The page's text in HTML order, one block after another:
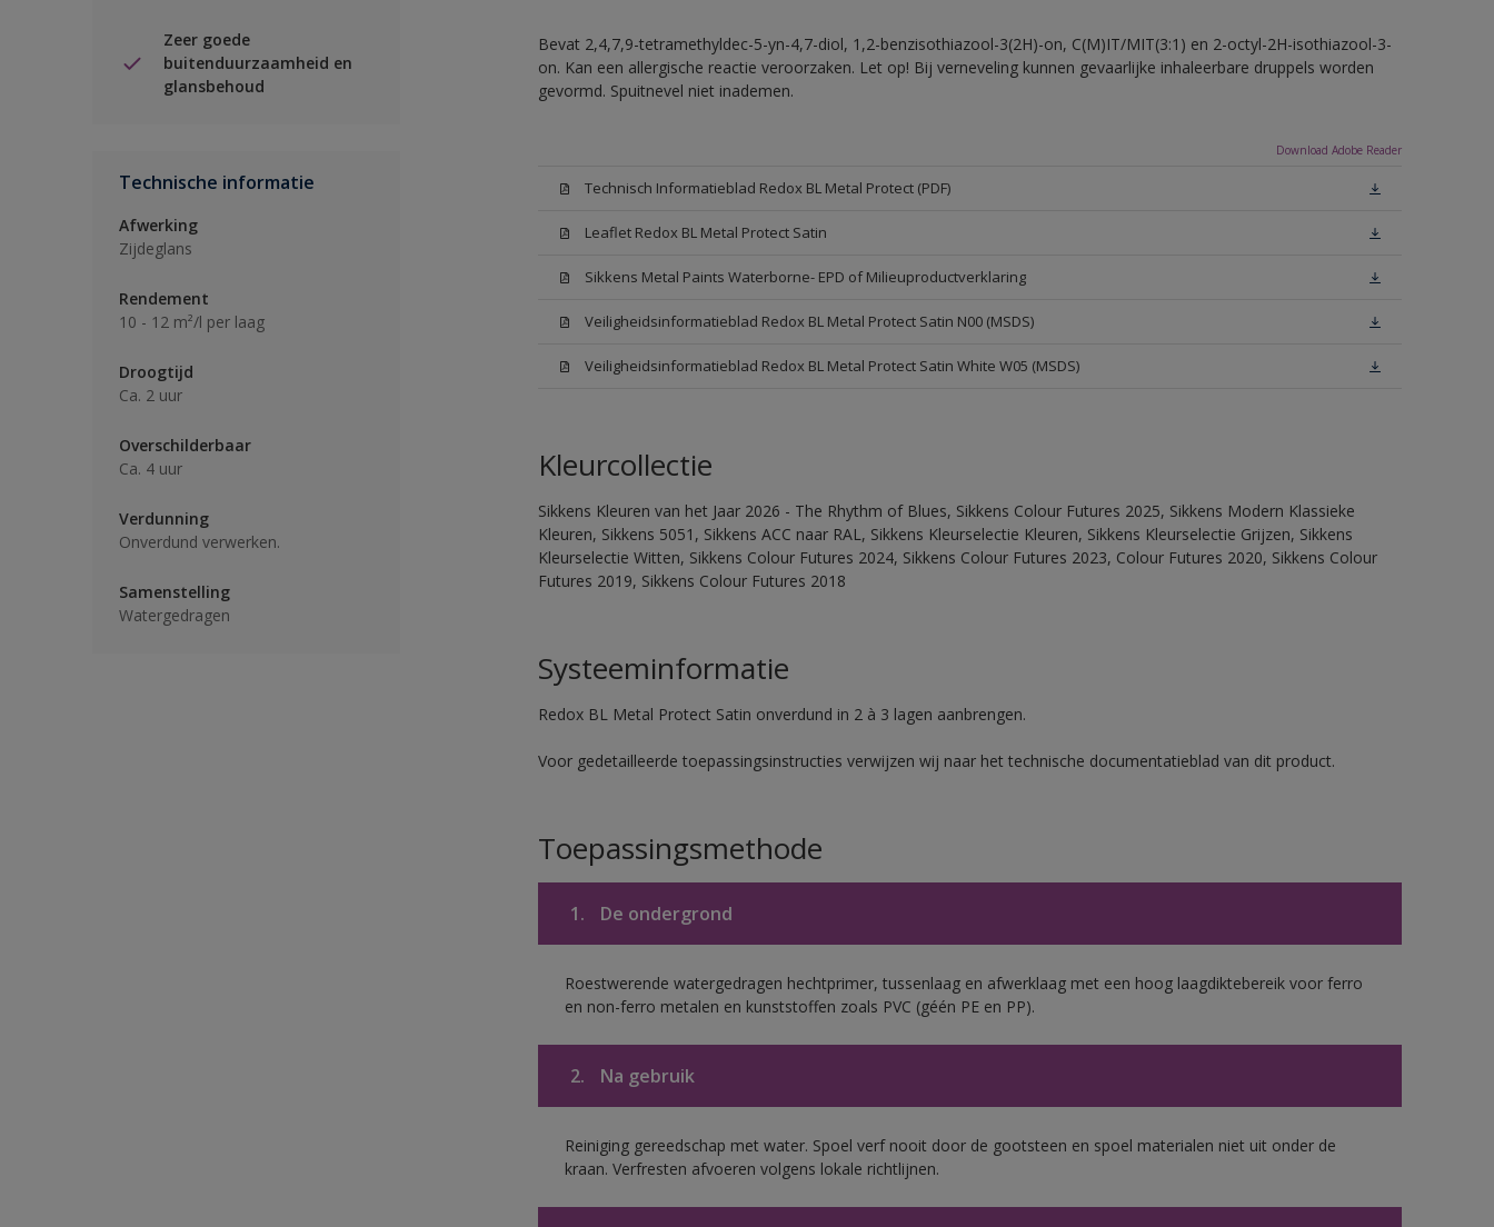
Zeer goede
buitenduurzaamheid en
glansbehoud
Technische informatie
Afwerking
Zijdeglans
Rendement
10 - 12 m²/l per laag
Droogtijd
Ca. 2 uur
Overschilderbaar
Ca. 4 uur
Verdunning
Onverdund verwerken.
Samenstelling
Watergedragen
Bevat 2,4,7,9-tetramethyldec-5-yn-4,7-diol, 1,2-benzisothiazool-3(2H)-on, C(M)IT/MIT(3:1) en 2-octyl-2H-isothiazool-3-
on. Kan een allergische reactie veroorzaken. Let op! Bij verneveling kunnen gevaarlijke inhaleerbare druppels worden
gevormd. Spuitnevel niet inademen.
Download Adobe Reader
Technisch Informatieblad Redox BL Metal Protect (PDF)
Leaflet Redox BL Metal Protect Satin
Sikkens Metal Paints Waterborne- EPD of Milieuproductverklaring
Veiligheidsinformatieblad Redox BL Metal Protect Satin N00 (MSDS)
Veiligheidsinformatieblad Redox BL Metal Protect Satin White W05 (MSDS)
Kleurcollectie
Sikkens Kleuren van het Jaar 2026 - The Rhythm of Blues, Sikkens Colour Futures 2025, Sikkens Modern Klassieke
Kleuren, Sikkens 5051, Sikkens ACC naar RAL, Sikkens Kleurselectie Kleuren, Sikkens Kleurselectie Grijzen, Sikkens
Kleurselectie Witten, Sikkens Colour Futures 2024, Sikkens Colour Futures 2023, Colour Futures 2020, Sikkens Colour
Futures 2019, Sikkens Colour Futures 2018
Systeeminformatie
Redox BL Metal Protect Satin onverdund in 2 à 3 lagen aanbrengen.
Voor gedetailleerde toepassingsinstructies verwijzen wij naar het technische documentatieblad van dit product.
Toepassingsmethode
1. De ondergrond
Roestwerende watergedragen hechtprimer, tussenlaag en afwerklaag met een hoog laagdiktebereik voor ferro
en non-ferro metalen en kunststoffen zoals PVC (géén PE en PP).
2. Na gebruik
Reiniging gereedschap met water. Spoel verf nooit door de gootsteen en spoel materialen niet uit onder de
kraan. Verfresten afvoeren volgens lokale richtlijnen.